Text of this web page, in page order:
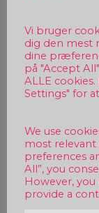
Vi bruger
dig den mest
dine
på "Accept
ALLE
Settings" for
We use
most
preferences
All”, you
However, you
provide a